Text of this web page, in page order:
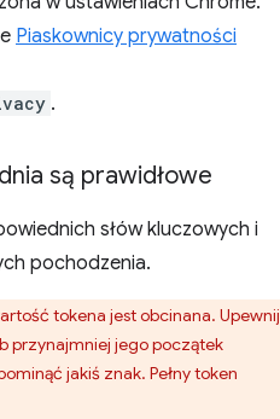
Piaskownicy prywatności
.
są prawidłowe
słów kluczowych i
pochodzenia.
tokena jest obcinana. Upewnij
przynajmniej jego początek
jakiś znak. Pełny token